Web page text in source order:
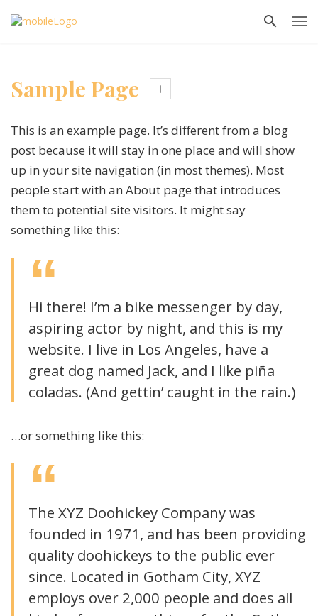
Sample Page
This is an example page. It’s different from a blog
post because it will stay in one place and will show
up in your site navigation (in most themes). Most
people start with an About page that introduces
them to potential site visitors. It might say
something like this:
Hi there! I’m a bike messenger by day,
aspiring actor by night, and this is my
website. I live in Los Angeles, have a
great dog named Jack, and I like piña
coladas. (And gettin’ caught in the rain.)
…or something like this:
The XYZ Doohickey Company was
founded in 1971, and has been providing
quality doohickeys to the public ever
since. Located in Gotham City, XYZ
employs over 2,000 people and does all